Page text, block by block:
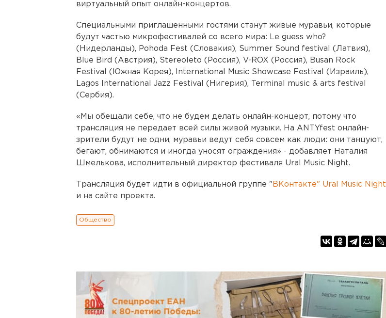
виртуальный опыт онлайн-концертов.
Специальными приглашенными гостями станут живые муравьи, которые
будут частью микрофестивалей со всего мира: Le guess who?
(Нидерланды), Pohoda Fest (Словакия), Summer Sound festival (Латвия),
Blue Bird (Австрия), Stereoleto (Россия), V-ROX (Россия), Busan Rock
Festival (Южная Корея), International Music Showcase Festival (Израиль),
Lagos International Jazz Festival (Нигерия), Terminal music & arts festival
(Сербия).
«Мы обещали себе, что не будем делать онлайн-концерт, потому что
трансляция не передает всей силы живой музыки. На ANTYfest онлайн-
зрители будут не одни, муравьи ведут себя совсем как люди: они танцуют,
бегают, обнимаются и иногда уносят ограждения» - добавляет Наталия
Шмелькова, исполнительный директор фестиваля Ural Music Night.
Трансляция будет идти в официальной группе " ВКонтакте" Ural Music Night
и на сайте проекта.
Общество